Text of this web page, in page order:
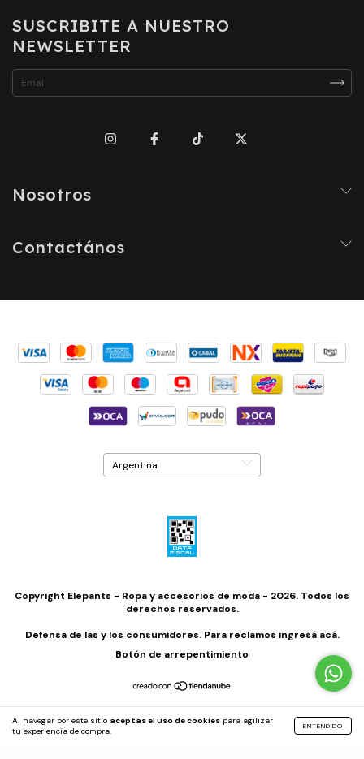
Al navegar por este sitio aceptás el uso de cookies para agilizar
tu experiencia de compra.
ENTENDIDO
SUSCRIBITE A NUESTRO
NEWSLETTER
Nosotros
Contactános
Copyright Elepants - Ropa y accesorios de moda - 2026. Todos los
derechos reservados.
Defensa de las y los consumidores. Para reclamos ingresá acá.
Botón de arrepentimiento